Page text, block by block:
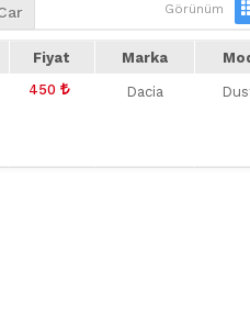
Görünüm
Fiyat Marka
450 Dacia